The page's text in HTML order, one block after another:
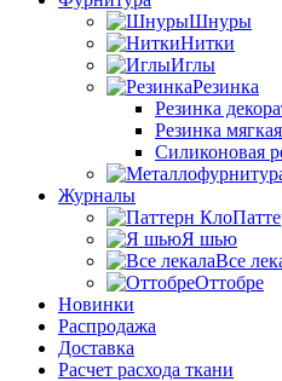
Шнуры
Нитки
Иглы
Резинка
Резинка
Резинка
Силиконовая
Журналы
Я шью
Все
Оттобре
Новинки
Распродажа
Доставка
Расчет расхода ткани